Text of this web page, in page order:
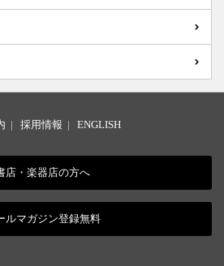
| 採用情報 | ENGLISH
店・楽器店の方へ
ルマガジン登録無料